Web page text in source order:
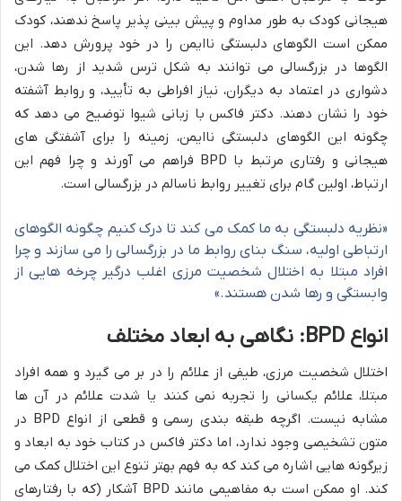
هیجانی کودک به طور مداوم و پیش بینی پذیر پاسخ ندهند، کودک
ممکن است الگوهای دلبستگی ناایمن را در خود پرورش دهد. این
الگوها در بزرگسالی می توانند به شکل ترس شدید از رها شدن،
دشواری در اعتماد به دیگران، نیاز افراطی به تأیید، و روابط آشفته
خود را نشان دهند. دکتر فاکس با زبانی شیوا توضیح می دهد که
چگونه این الگوهای دلبستگی ناایمن، زمینه را برای آشفتگی های
هیجانی و رفتاری مرتبط با BPD فراهم می آورند و چرا فهم این
ارتباط، اولین گام برای تغییر روابط ناسالم در بزرگسالی است.
«نظریه دلبستگی به ما کمک می کند تا درک کنیم چگونه الگوهای
ارتباطی اولیه، سنگ بنای روابط ما در بزرگسالی را می سازند و چرا
افراد مبتلا به اختلال شخصیت مرزی اغلب درگیر چرخه هایی از
وابستگی و رها شدن هستند.»
انواع BPD: نگاهی به ابعاد مختلف
اختلال شخصیت مرزی، طیفی از علائم را در بر می گیرد و همه افراد
مبتلا، علائم یکسانی را تجربه نمی کنند یا شدت علائم در آن ها
مشابه نیست. اگرچه طبقه بندی رسمی و قطعی از انواع BPD در
متون تشخیصی وجود ندارد، اما دکتر فاکس در کتاب خود به ابعاد و
زیرگونه هایی اشاره می کند که به فهم بهتر تنوع این اختلال کمک می
کند. او ممکن است به مفاهیمی مانند BPD آشکار (که با رفتارهای